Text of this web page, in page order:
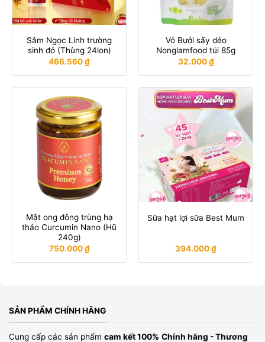
Sâm Ngọc Linh trường
sinh đỏ (Thùng 24lon)
466.560₫
Vỏ Bưởi sấy dẻo
Nonglamfood túi 85g
32.000₫
Mật ong đông trùng hạ
thảo Curcumin Nano (Hũ
240g)
750.000₫
Sữa hạt lợi sữa Best Mum
394.000₫
SẢN PHẨM CHÍNH HÃNG
Cung cấp các sản phẩm cam kết 100% Chính hãng - Thương